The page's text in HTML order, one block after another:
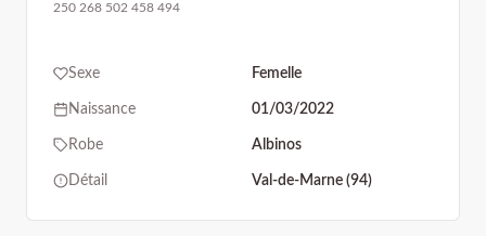
250 268 502 458 494
Sexe Femelle
Naissance 01/03/2022
Robe Albinos
Détail Val-de-Marne (94)